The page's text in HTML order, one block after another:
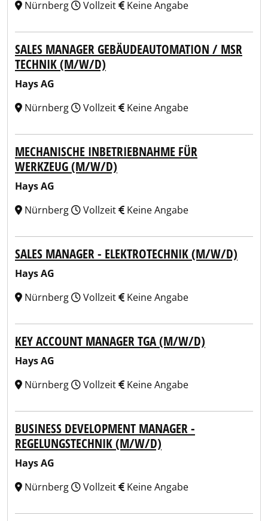
Nürnberg
Vollzeit Keine Angabe
SALES MANAGER GEBÄUDEAUTOMATION / MSR
TECHNIK (M/W/D)
Hays AG
Nürnberg
Vollzeit Keine Angabe
MECHANISCHE INBETRIEBNAHME FÜR
WERKZEUG (M/W/D)
Hays AG
Nürnberg
Vollzeit Keine Angabe
SALES MANAGER - ELEKTROTECHNIK (M/W/D)
Hays AG
Nürnberg
Vollzeit Keine Angabe
KEY ACCOUNT MANAGER TGA (M/W/D)
Hays AG
Nürnberg
Vollzeit Keine Angabe
BUSINESS DEVELOPMENT MANAGER -
REGELUNGSTECHNIK (M/W/D)
Hays AG
Nürnberg
Vollzeit Keine Angabe